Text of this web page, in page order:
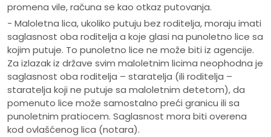
promena vile, računa se kao otkaz putovanja.
- Maloletna lica, ukoliko putuju bez roditelja, moraju imati
saglasnost oba roditelja a koje glasi na punoletno lice sa
kojim putuje. To punoletno lice ne može biti iz agencije.
Za izlazak iz države svim maloletnim licima neophodna je
saglasnost oba roditelja – staratelja (ili roditelja –
staratelja koji ne putuje sa maloletnim detetom), da
pomenuto lice može samostalno preći granicu ili sa
punoletnim pratiocem. Saglasnost mora biti overena
kod ovlašćenog lica (notara).